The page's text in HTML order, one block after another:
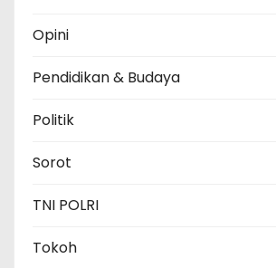
Opini
Pendidikan & Budaya
Politik
Sorot
TNI POLRI
Tokoh